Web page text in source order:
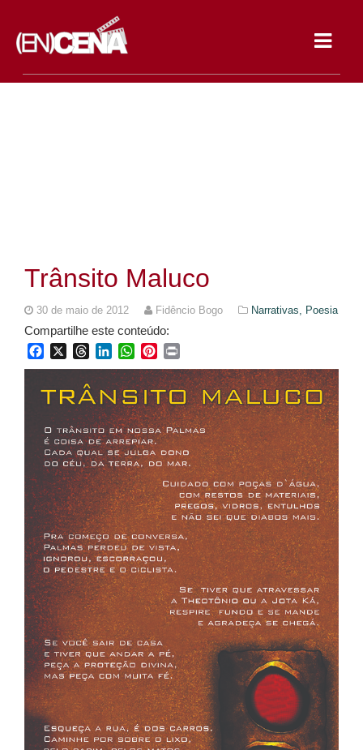
Trânsito Maluco
30 de maio de 2012 Fidêncio Bogo Narrativas, Poesia
Compartilhe este conteúdo:
FacebookThreadsLinkedInWhatsApp
Pinterest